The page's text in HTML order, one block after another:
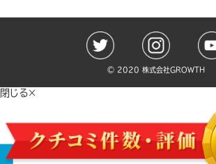
©️ 2020 株式会社GROWTH
閉じる×